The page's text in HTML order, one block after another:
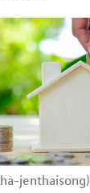
jenthaisong)